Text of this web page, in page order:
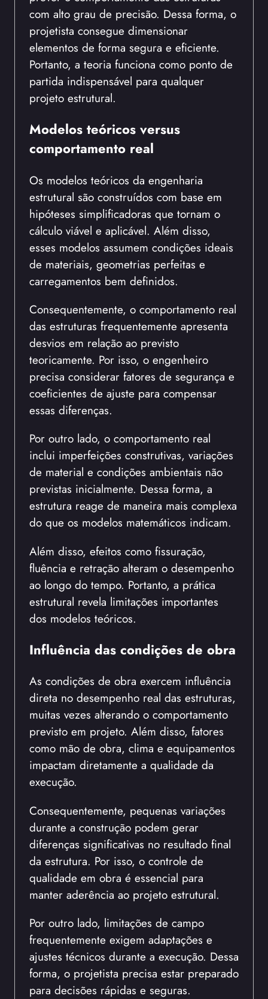
com alto grau de precisão. Dessa forma, o
projetista consegue dimensionar
elementos de forma segura e eficiente.
Portanto, a teoria funciona como ponto de
partida indispensável para qualquer
projeto estrutural.
Modelos teóricos versus
comportamento real
Os modelos teóricos da engenharia
estrutural são construídos com base em
hipóteses simplificadoras que tornam o
cálculo viável e aplicável. Além disso,
esses modelos assumem condições ideais
de materiais, geometrias perfeitas e
carregamentos bem definidos.
Consequentemente, o comportamento real
das estruturas frequentemente apresenta
desvios em relação ao previsto
teoricamente. Por isso, o engenheiro
precisa considerar fatores de segurança e
coeficientes de ajuste para compensar
essas diferenças.
Por outro lado, o comportamento real
inclui imperfeições construtivas, variações
de material e condições ambientais não
previstas inicialmente. Dessa forma, a
estrutura reage de maneira mais complexa
do que os modelos matemáticos indicam.
Além disso, efeitos como fissuração,
fluência e retração alteram o desempenho
ao longo do tempo. Portanto, a prática
estrutural revela limitações importantes
dos modelos teóricos.
Influência das condições de obra
As condições de obra exercem influência
direta no desempenho real das estruturas,
muitas vezes alterando o comportamento
previsto em projeto. Além disso, fatores
como mão de obra, clima e equipamentos
impactam diretamente a qualidade da
execução.
Consequentemente, pequenas variações
durante a construção podem gerar
diferenças significativas no resultado final
da estrutura. Por isso, o controle de
qualidade em obra é essencial para
manter aderência ao projeto estrutural.
Por outro lado, limitações de campo
frequentemente exigem adaptações e
ajustes técnicos durante a execução. Dessa
forma, o projetista precisa estar preparado
para decisões rápidas e seguras.